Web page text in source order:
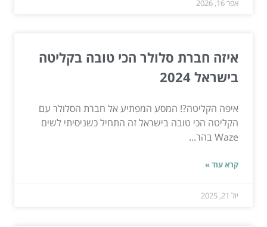
אפר 16, 2026
איזה חברת סלולר הכי טובה בקליטה
בישראל 2024
איפה הקליטה?! המסע המפתיע אל חברת הסלולר עם
הקליטה הכי טובה בישראל זה התחיל כשניסיתי לשים
Waze בהר...
קרא עוד »
יול 21, 2025